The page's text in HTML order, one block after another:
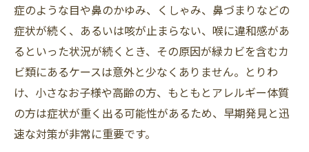
症のような目や鼻のかゆみ、くしゃみ、鼻づまりなどの
症状が続く、あるいは咳が止まらない、喉に違和感があ
るといった状況が続くとき、その原因が緑カビを含むカ
ビ類にあるケースは意外と少なくありません。とりわ
け、小さなお子様や高齢の方、もともとアレルギー体質
の方は症状が重く出る可能性があるため、早期発見と迅
速な対策が非常に重要です。